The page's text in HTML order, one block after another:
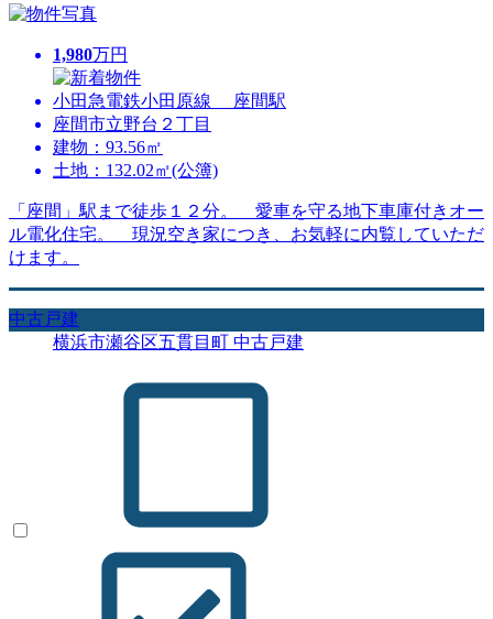
1,980万円
小田急電鉄小田原線 座間駅
座間市立野台２丁目
建物：93.56㎡
土地：132.02㎡(公簿)
「座間」駅まで徒歩１２分。 愛車を守る地下車庫付きオー
ル電化住宅。 現況空き家につき、お気軽に内覧していただ
けます。
中古戸建
横浜市瀬谷区五貫目町 中古戸建